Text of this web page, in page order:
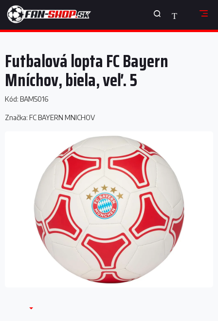
Prejsť
obsah
NÁKUPNÝ
KOŠÍK
Futbalová lopta FC Bayern
Mníchov, biela, veľ. 5
Kód: BAM5016
Značka: FC BAYERN MNICHOV